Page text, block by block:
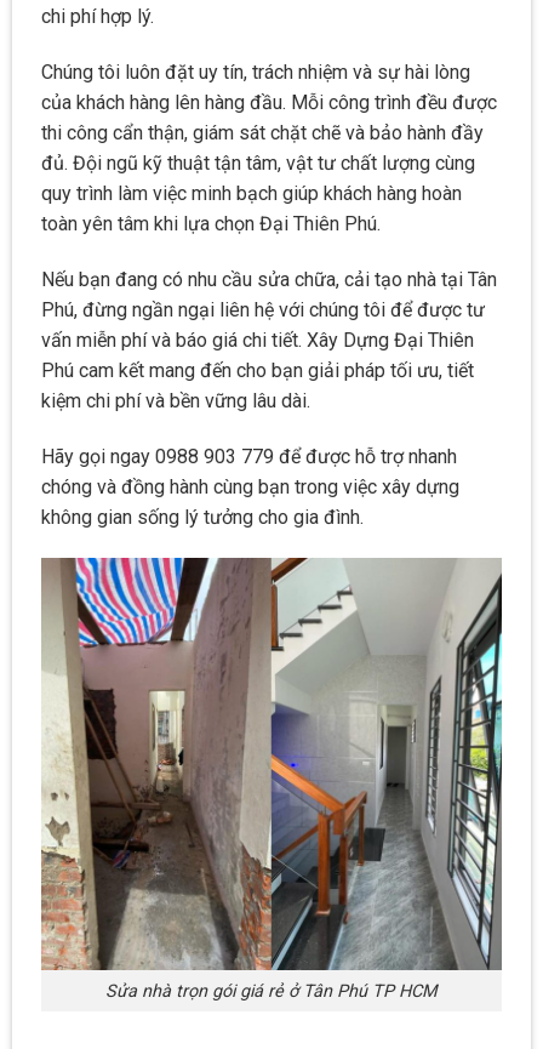
chi phí hợp lý.
Chúng tôi luôn đặt uy tín, trách nhiệm và sự hài lòng
của khách hàng lên hàng đầu. Mỗi công trình đều được
thi công cẩn thận, giám sát chặt chẽ và bảo hành đầy
đủ. Đội ngũ kỹ thuật tận tâm, vật tư chất lượng cùng
quy trình làm việc minh bạch giúp khách hàng hoàn
toàn yên tâm khi lựa chọn Đại Thiên Phú.
Nếu bạn đang có nhu cầu sửa chữa, cải tạo nhà tại Tân
Phú, đừng ngần ngại liên hệ với chúng tôi để được tư
vấn miễn phí và báo giá chi tiết. Xây Dựng Đại Thiên
Phú cam kết mang đến cho bạn giải pháp tối ưu, tiết
kiệm chi phí và bền vững lâu dài.
Hãy gọi ngay 0988 903 779 để được hỗ trợ nhanh
chóng và đồng hành cùng bạn trong việc xây dựng
không gian sống lý tưởng cho gia đình.
Sửa nhà trọn gói giá rẻ ở Tân Phú TP HCM